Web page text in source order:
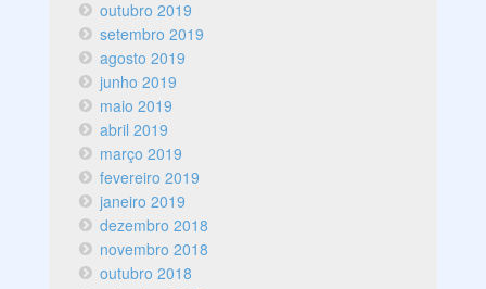
outubro 2019
setembro 2019
agosto 2019
junho 2019
maio 2019
abril 2019
março 2019
fevereiro 2019
janeiro 2019
dezembro 2018
novembro 2018
outubro 2018